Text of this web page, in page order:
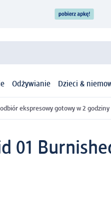
Odżywianie Dzieci &
ekspresowy gotowy w 2 godziny
01